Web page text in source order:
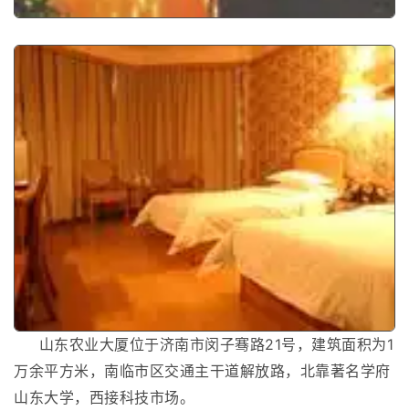
山东农业大厦位于济南市闵子骞路21号，建筑面积为1
万余平方米，南临市区交通主干道解放路，北靠著名学府
山东大学，西接科技市场。